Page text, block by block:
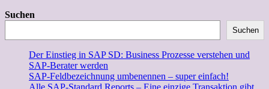
Suchen
Suchen
Der Einstieg in SAP SD: Business Prozesse verstehen und
SAP-Berater werden
SAP-Feldbezeichnung umbenennen – super einfach!
Alle SAP-Standard Reports – Eine einzige Transaktion gibt